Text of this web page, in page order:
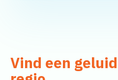
Vind een